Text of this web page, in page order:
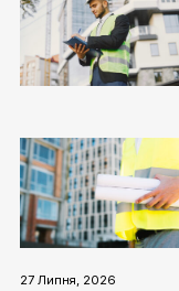
27 Липня, 2026